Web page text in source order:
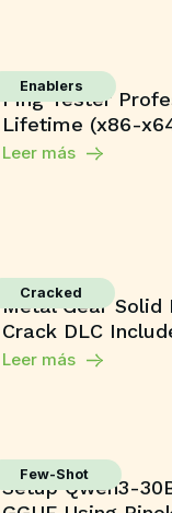
Enablers
Ping Tester
Lifetime (x86-
Leer más
Cracked
Metal Gear Solid
Crack DLC
Leer más
Few-Shot
Setup Qwen3-